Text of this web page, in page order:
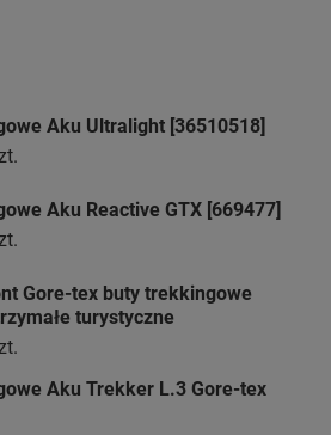
Aku Ultralight [36510518]
Aku Reactive GTX [669477]
Gore-tex buty trekkingowe
turystyczne
Aku Trekker L.3 Gore-tex